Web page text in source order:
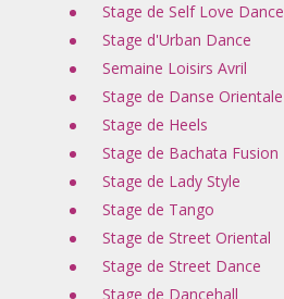
Stage de Self Love Dance
Stage d'Urban Dance
Semaine Loisirs Avril
Stage de Danse Orientale
Stage de Heels
Stage de Bachata Fusion
Stage de Lady Style
Stage de Tango
Stage de Street Oriental
Stage de Street Dance
Stage de Dancehall